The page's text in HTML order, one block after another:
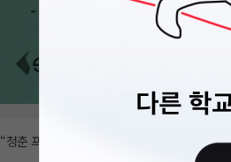
“청춘 프리뷰어 프렌즈”는 성북청춘불패영화